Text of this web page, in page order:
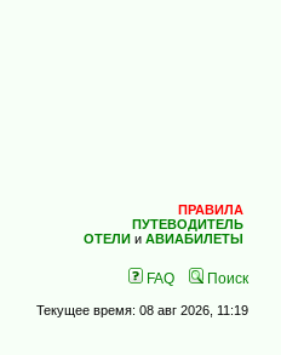
ПРАВИЛА
ПУТЕВОДИТЕЛЬ
ОТЕЛИ и АВИАБИЛЕТЫ
FAQ Поиск
Текущее время: 08 авг 2026, 11:19